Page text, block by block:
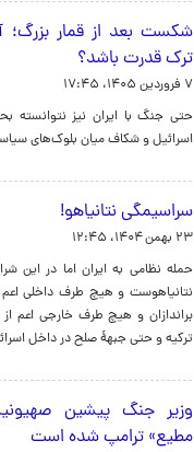
شکست بعد از قمار بزرگ؛
ترک قدرت باشد؟
۷ فروردین ۱۴۰۵، ۱۷:۴۵
حتی جنگ با ایران نیز نتوانسته
اسرائیل و شکاف میان بلوک‌های
سراسیمگی نتانیاهو!
۲۳ بهمن ۱۴۰۴، ۱۲:۴۵
حمله نظامی به ایران اما در این
نتانیاهوست و هیچ طرف داخلی اعم
براندازان و هیچ طرف خارجی اعم
ترکیه و حتی جبههٔ صلح در داخل
وزیر جنگ پیشین
مطیع» ترامپ شده است